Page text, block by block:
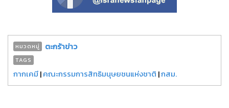
หมวดหมู่ ตะกร้าข่าว
TAGS
กากเคมี|คณะกรรมการสิทธิมนุษยชนแห่งชาติ |กสม.